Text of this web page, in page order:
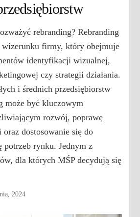
rebranding? Rebranding
wizerunku firmy, który obejmuje
identyfikacji wizualnej,
czy strategii działania.
i średnich przedsiębiorstw
może być kluczowym
rozwój, poprawę
dostosowanie się do
potrzeb rynku. Jednym z
dla których MŚP decydują się
2024